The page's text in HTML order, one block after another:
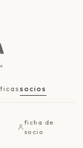
socios
ficha de
socio